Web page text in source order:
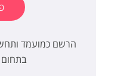
הרשם כמועמד
בתחום